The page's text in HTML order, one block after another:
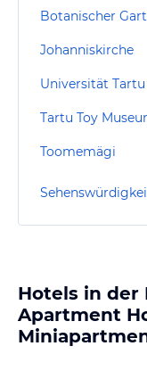
Botanischer
Johanniskirche
Universität Tartu
Tartu Toy
Toomemägi
Hotels in der
Apartment